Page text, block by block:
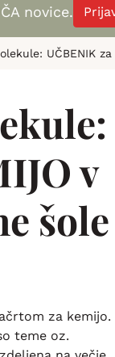
novice.
UČBENIK
v
šole
za kemijo.
teme oz.